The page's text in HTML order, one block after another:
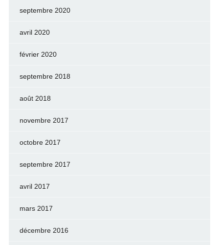
septembre 2020
avril 2020
février 2020
septembre 2018
août 2018
novembre 2017
octobre 2017
septembre 2017
avril 2017
mars 2017
décembre 2016